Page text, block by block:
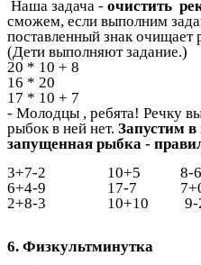
Наша задача - очистить
сможем, если выполним
поставленный знак
(Дети выполняют задание.)
20 * 10 + 8
16 * 20
17 * 10 +
- Молодцы , ребята! Речку
рыбок в ней нет. Запустим
запущенная рыбка -
3+7-2 10+5 8-6
6+4-9 17-7
2+8-3 10+10 9-
6. Физкультминутка